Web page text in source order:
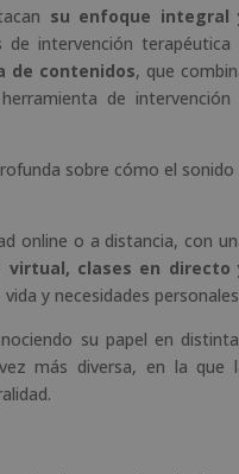
su enfoque integral
intervención terapéutica
de contenidos, que
de intervención
sobre cómo el sonido
online o a distancia, con
virtual, clases en directo
y necesidades
su papel en
más diversa, en la que